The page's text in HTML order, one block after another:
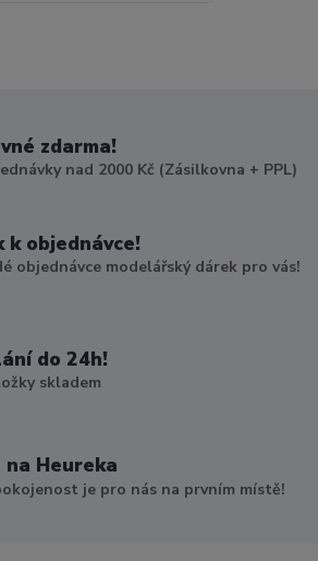
zdarma!
nad 2000 Kč (Zásilkovna + PPL)
k objednávce!
objednávce modelářský dárek pro vás!
do 24h!
skladem
na Heureka
je pro nás na prvním místě!